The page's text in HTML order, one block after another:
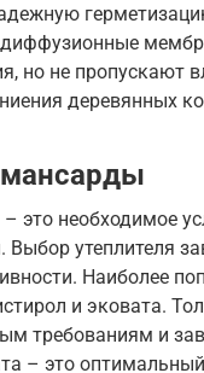
но не пропускают
деревянных
это необходимое
утеплителя
Наиболее
и эковата.
требованиям и
– это